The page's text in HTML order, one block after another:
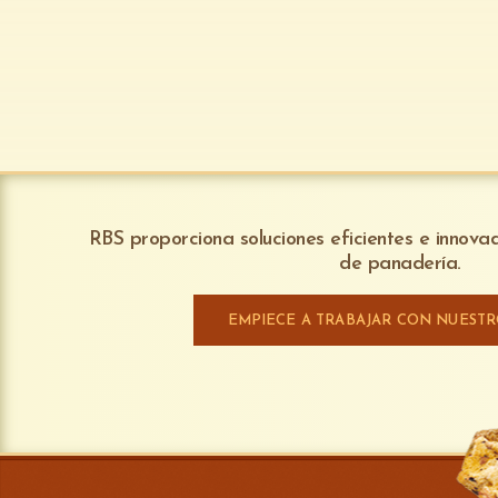
RBS proporciona soluciones eficientes e
de panadería.
EMPIECE A TRABAJAR CON